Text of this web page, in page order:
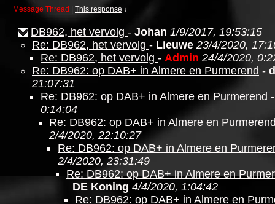
Message Thread This response ↓
DB962, het vervolg - Johan 1/9/2017, 19:53:15
Re: DB962, het vervolg - Lieuwe 23/4/2020,
Re: DB962, het vervolg - Admin 24/4/2020,
Re: DB962: op DAB+ in Almere en Purmerend -
21:07:31
Re: DB962: op DAB+ in Almere en Purmerend
0:14:04
Re: DB962: op DAB+ in Almere en
2/4/2020, 22:10:27
Re: DB962: op DAB+ in Almere en
2/4/2020, 23:31:49
Re: DB962: op DAB+ in Almere en
_DE Koning 4/4/2020, 1:04:42
Re: DB962: op DAB+ in Almere en